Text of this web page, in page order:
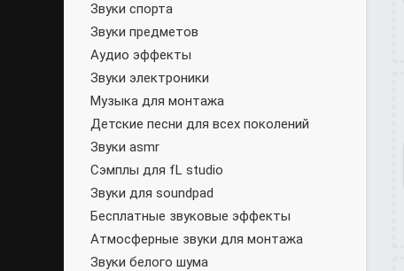
Звуки спорта
Звуки предметов
Аудио эффекты
Звуки электроники
Музыка для монтажа
Детские песни для всех поколений
Звуки asmr
Сэмплы для fL studio
Звуки для soundpad
Бесплатные звуковые эффекты
Атмосферные звуки для монтажа
Звуки белого шума